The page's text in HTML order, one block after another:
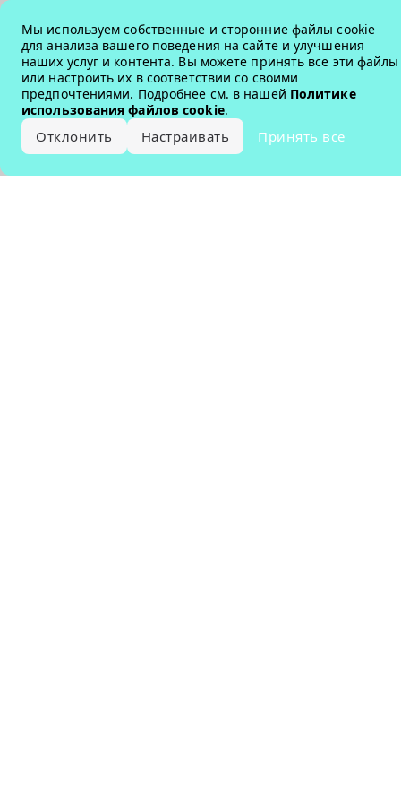
Мы используем собственные и сторонние файлы cookie
для анализа вашего поведения на сайте и улучшения
наших услуг и контента. Вы можете принять все эти файлы
или настроить их в соответствии со своими
предпочтениями. Подробнее см. в нашей Политике
использования файлов cookie.
Отклонить Настраивать Принять все
Error loading the brand